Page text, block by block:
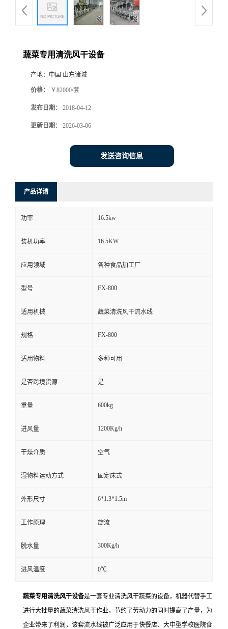
蔬菜专用清洗风干设备
产地： 中国 山东诸城
价格： ￥82000/套
发布日期： 2018-04-12
更新日期： 2026-03-06
发送咨询信息
产品详请
功率 16.5kw
装机功率 16.5KW
应用领域 各种食品加工厂
型号 FX-800
适用机械 蔬菜清洗风干流水线
规格 FX-800
适用物料 多种可用
是否跨境货源 是
重量 600kg
进风量 1200Kg/h
干燥介质 空气
湿物料运动方式 固定床式
外形尺寸 6*1.3*1.5m
工作原理 旋流
脱水量 300Kg/h
进风温度 0℃
蔬菜专用清洗风干设备是一套专业清洗风干蔬菜的设备，机器代替手工
进行大批量的蔬菜清洗风干作业，节约了劳动力的同时提高了产量，为
企业带来了利润，该套流水线被广泛应用于快餐店、大中型学校医院食